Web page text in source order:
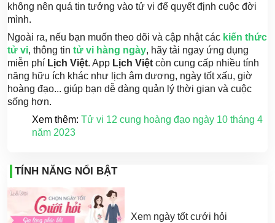
không nên quá tin tưởng vào tử vi để quyết định cuộc đời
mình.
Ngoài ra, nếu bạn muốn theo dõi và cập nhật các kiến thức
tử vi, thông tin tử vi hàng ngày, hãy tải ngay ứng dụng
miễn phí Lịch Việt. App Lịch Việt còn cung cấp nhiều tính
năng hữu ích khác như lịch âm dương, ngày tốt xấu, giờ
hoàng đạo... giúp bạn dễ dàng quản lý thời gian và cuộc
sống hơn.
Xem thêm: Tử vi 12 cung hoàng đạo ngày 10 tháng 4
năm 2023
TÍNH NĂNG NỔI BẬT
Xem ngày tốt cưới hỏi